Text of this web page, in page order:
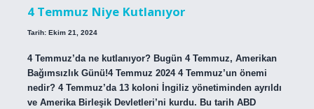
4 Temmuz Niye Kutlanıyor
Tarih: Ekim 21, 2024
4 Temmuz’da ne kutlanıyor? Bugün 4 Temmuz, Amerikan
Bağımsızlık Günü!4 Temmuz 2024 4 Temmuz’un önemi
nedir? 4 Temmuz’da 13 koloni İngiliz yönetiminden ayrıldı
ve Amerika Birleşik Devletleri’ni kurdu. Bu tarih ABD